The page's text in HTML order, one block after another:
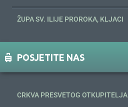
ŽUPA SV. ILIJE PROROKA, KLJACI
POSJETITE NAS
CRKVA PRESVETOG OTKUPITELJA